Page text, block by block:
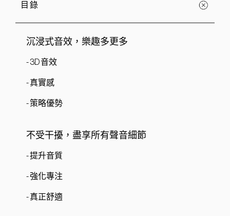
目錄
沉浸式音效，樂趣多更多
- 3D 音效
- 真實感
- 策略優勢
不受干擾，盡享所有聲音細節
- 提升音質
- 強化專注
- 真正舒適